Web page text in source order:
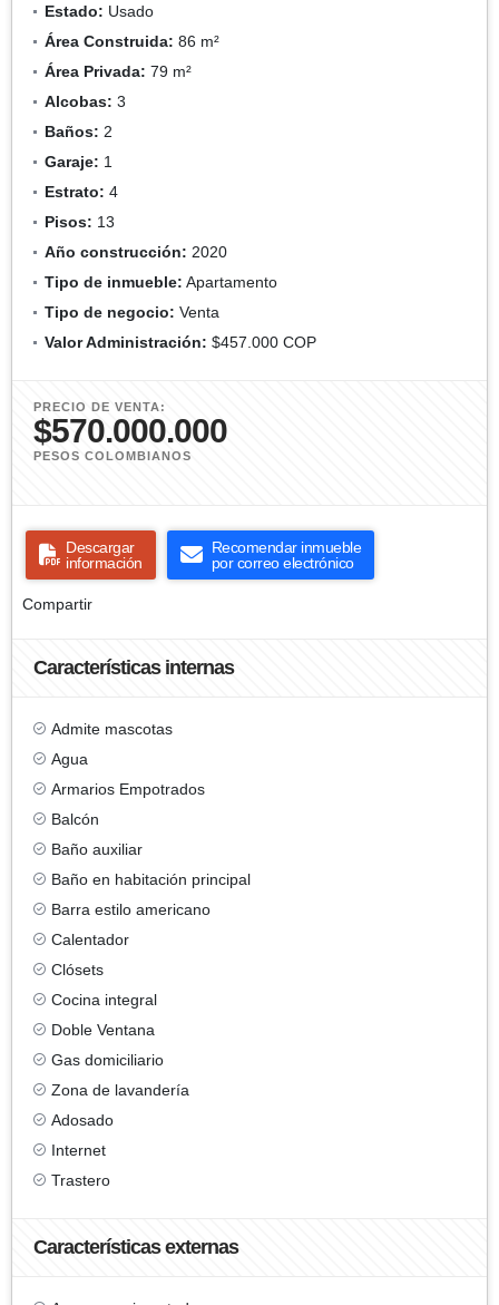
Estado: Usado
Área Construida: 86 m²
Área Privada: 79 m²
Alcobas: 3
Baños: 2
Garaje: 1
Estrato: 4
Pisos: 13
Año construcción: 2020
Tipo de inmueble: Apartamento
Tipo de negocio: Venta
Valor Administración: $457.000 COP
PRECIO DE VENTA:
$570.000.000
PESOS COLOMBIANOS
Descargar
información
Recomendar inmueble
por correo electrónico
Compartir
Características internas
Admite mascotas
Agua
Armarios Empotrados
Balcón
Baño auxiliar
Baño en habitación principal
Barra estilo americano
Calentador
Clósets
Cocina integral
Doble Ventana
Gas domiciliario
Zona de lavandería
Adosado
Internet
Trastero
Características externas